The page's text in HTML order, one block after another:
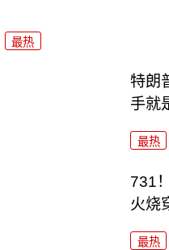
最热
特朗
手就
最热
731
火烧
最热